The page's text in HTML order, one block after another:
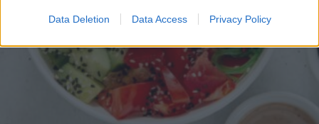
Data Deletion Data Access Privacy Policy